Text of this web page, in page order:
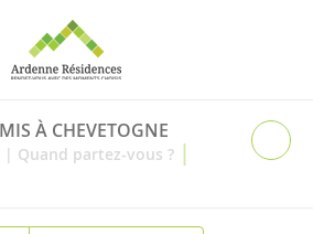
À CHEVETOGNE
| Quand partez-vous ? |